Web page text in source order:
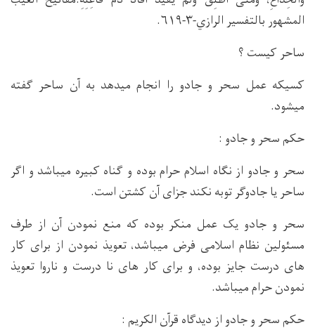
المشهور بالتفسير الرازي-۳-۶۱۹.
ساحر کیست ؟
کسیکه عمل سحر و جادو را انجام میدهد به آن ساحر ګفته
میشود.
حکم سحر و جادو :
سحر و جادو از نګاه اسلام حرام بوده و ګناه کبیره میباشد و اګر
ساحر یا جادوګر توبه نکند جزای آن کشتن است.
سحر و جادو یک عمل منکر بوده که منع نمودن آن از طرف
مسئولین نظام اسلامی فرض میباشد، تعویذ نمودن از برای کار
های درست جایز بوده، و برای کار های نا درست و ناروا تعویذ
نمودن حرام میباشد.
حکم سحر و جادو از دیدګاه قرآن الکریم :